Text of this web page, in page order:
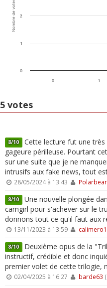
Nombre de votes
0 1
0
1
2
5 votes
8/10 Cette lecture fut une très
gageure périlleuse. Pourtant
sur une suite que je ne
intrusifs aux fake news, tout
28/05/2024 à 13:43 Polarbear
8/10 Une nouvelle plongée
camgirl pour s'achever sur le
donnons tout ce qu'il faut aux
13/11/2023 à 13:59
8/10 Deuxième opus de la
instructif, crédible et donc
premier volet de cette trilogie,
02/04/2025 à 16:27 barde63